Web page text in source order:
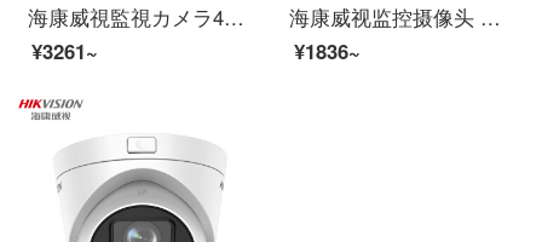
海康威視監視カメラ400万光星級録音可能ネットケーブル供給室内半球赤外線夜間テレビモニターDS-2346 FWD-S 2.8 MM
¥3261~
海康威视监控摄像头 室内网络高清监控器安防监控设备套装探头130万非poeDS-2CD1311D-I 6mm
¥1836~